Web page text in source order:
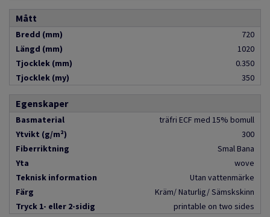
Mått
Bredd (mm)
720
Längd (mm)
1020
Tjocklek (mm)
0.350
Tjocklek (my)
350
Egenskaper
Basmaterial
träfri ECF med 15% bomull
Ytvikt (g/m²)
300
Fiberriktning
Smal Bana
Yta
wove
Teknisk information
Utan vattenmärke
Färg
Kräm/ Naturlig/ Sämskskinn
Tryck 1- eller 2-sidig
printable on two sides